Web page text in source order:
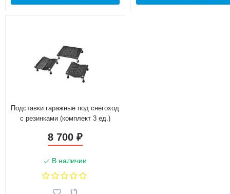
Подставки гаражные под снегоход
с резинками (комплект 3 ед.)
8 700 ₽
В наличии